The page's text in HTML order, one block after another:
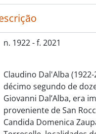
n. 1922 - f. 2021
Claudino Dal'Alba
décimo segundo de
Giovanni Dal’Alba, era
proveniente de San
Candida Domenica